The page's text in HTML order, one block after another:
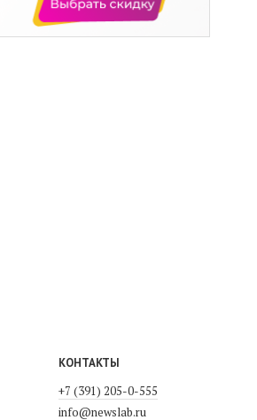
КОНТАКТЫ
+7 (391) 205-0-555
info@newslab.ru